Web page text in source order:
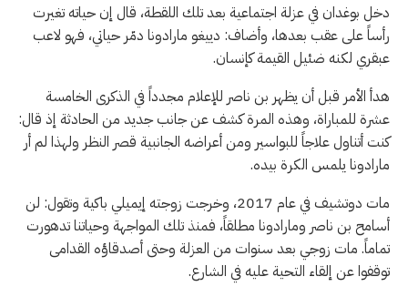
دخل بوغدان في عزلة اجتماعية بعد تلك اللقطة، قال إن حياته تغيرت
رأساً على عقب بعدها، وأضاف: دييغو مارادونا دمّر حياتي، فهو لاعب
عبقري لكنه ضئيل القيمة كإنسان.
هدأ الأمر قبل أن يظهر بن ناصر للإعلام مجدداً في الذكرى الخامسة
عشرة للمباراة، وهذه المرة كشف عن جانب جديد من الحادثة إذ قال:
كنت أتناول علاجاً للبواسير ومن أعراضه الجانبية قصر النظر ولهذا لم أر
مارادونا يلمس الكرة بيده.
مات دوتشيف في عام 2017، وخرجت زوجته إيميلي باكية وتقول: لن
أسامح بن ناصر ومارادونا مطلقاً، فمنذ تلك المواجهة وحياتنا تدهورت
تماماً. مات زوجي بعد سنوات من العزلة وحتى أصدقاؤه القدامى
توقفوا عن إلقاء التحية عليه في الشارع.